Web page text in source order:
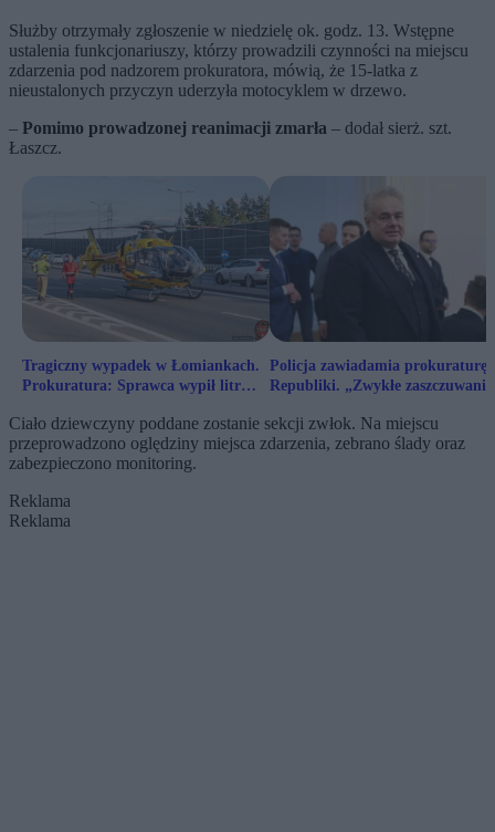
Służby otrzymały zgłoszenie w niedzielę ok. godz. 13. Wstępne
ustalenia funkcjonariuszy, którzy prowadzili czynności na miejscu
zdarzenia pod nadzorem prokuratora, mówią, że 15-latka z
nieustalonych przyczyn uderzyła motocyklem w drzewo.
– Pomimo prowadzonej reanimacji zmarła – dodał sierż. szt.
Łaszcz.
Tragiczny wypadek w Łomiankach.
Prokuratura: Sprawca wypił litr
Policja zawiadamia prokuraturę
Republiki. „Zwykłe zaszczuwanie
Ciało dziewczyny poddane zostanie sekcji zwłok. Na miejscu
przeprowadzono oględziny miejsca zdarzenia, zebrano ślady oraz
zabezpieczono monitoring.
Reklama
Reklama